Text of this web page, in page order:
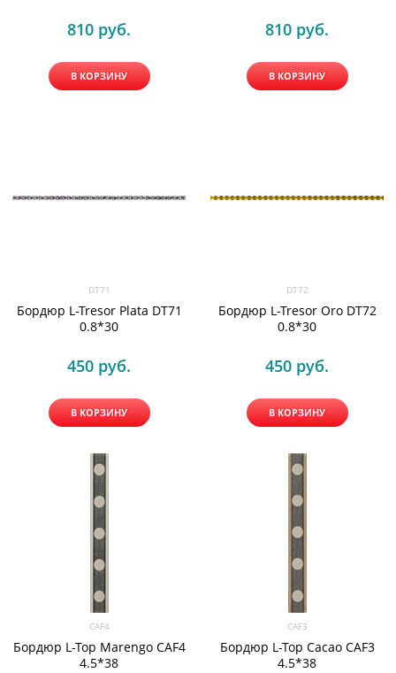
810 руб.
В КОРЗИНУ
810 руб.
В КОРЗИНУ
DT71
Бордюр L-Tresor Plata DT71
0.8*30
450 руб.
В КОРЗИНУ
DT72
Бордюр L-Tresor Oro DT72
0.8*30
450 руб.
В КОРЗИНУ
CAF4
Бордюр L-Top Marengo CAF4
4.5*38
CAF3
Бордюр L-Top Cacao CAF3
4.5*38